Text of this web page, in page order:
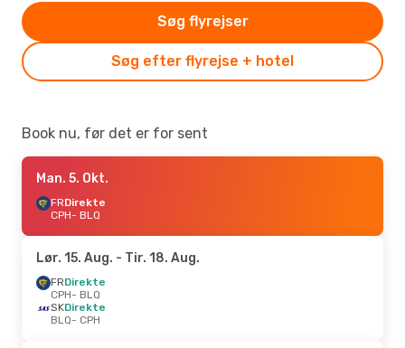
Søg efter flyrejse + hotel
Søg flyrejser
Book nu, før det er for sent
Man. 5. Okt.
FRDirekte
CPH- BLQ
Lør. 15. Aug. - Tir. 18. Aug.
FRDirekte
CPH- BLQ
SKDirekte
BLQ- CPH